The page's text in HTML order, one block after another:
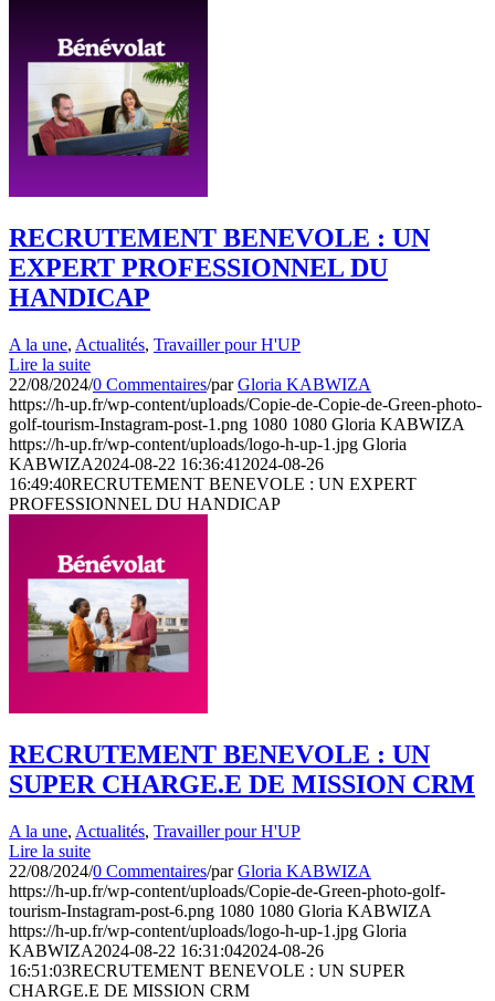
RECRUTEMENT BENEVOLE : UN
EXPERT PROFESSIONNEL DU
HANDICAP
A la une, Actualités, Travailler pour H'UP
Lire la suite
22/08/2024/0 Commentaires/parGloria KABWIZA
https://h-up.fr/wp-content/uploads/Copie-de-Copie-de-Green-photo-
golf-tourism-Instagram-post-1.png 1080 1080 Gloria KABWIZA
https://h-up.fr/wp-content/uploads/logo-h-up-1.jpg Gloria
KABWIZA2024-08-22 16:36:41 2024-08-26
16:49:40RECRUTEMENT BENEVOLE : UN EXPERT
PROFESSIONNEL DU HANDICAP
RECRUTEMENT BENEVOLE : UN
SUPER CHARGE.E DE MISSION CRM
A la une, Actualités, Travailler pour H'UP
Lire la suite
22/08/2024/0 Commentaires/parGloria KABWIZA
https://h-up.fr/wp-content/uploads/Copie-de-Green-photo-golf-
tourism-Instagram-post-6.png 1080 1080 Gloria KABWIZA
https://h-up.fr/wp-content/uploads/logo-h-up-1.jpg Gloria
KABWIZA2024-08-22 16:31:042024-08-26
16:51:03RECRUTEMENT BENEVOLE : UN SUPER
CHARGE.E DE MISSION CRM